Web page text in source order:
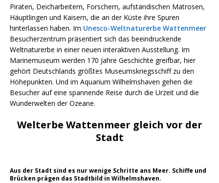
Piraten, Deicharbeitern, Forschern, aufständischen Matrosen,
Häuptlingen und Kaisern, die an der Küste ihre Spuren
hinterlassen haben. Im Unesco-Weltnaturerbe Wattenmeer
Besucherzentrum präsentiert sich das beeindruckende
Weltnaturerbe in einer neuen interaktiven Ausstellung. Im
Marinemuseum werden 170 Jahre Geschichte greifbar, hier
gehört Deutschlands größtes Museumskriegsschiff zu den
Höhepunkten. Und im Aquarium Wilhelmshaven gehen die
Besucher auf eine spannende Reise durch die Urzeit und die
Wunderwelten der Ozeane.
Welterbe Wattenmeer gleich vor der
Stadt
Aus der Stadt sind es nur wenige Schritte ans Meer. Schiffe und
Brücken prägen das Stadtbild in Wilhelmshaven.